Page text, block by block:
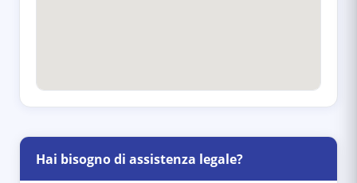
Hai bisogno di assistenza legale?